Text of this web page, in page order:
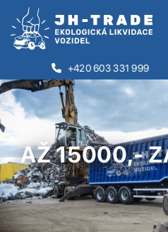
+420 603 331 999
AŽ 15000,-